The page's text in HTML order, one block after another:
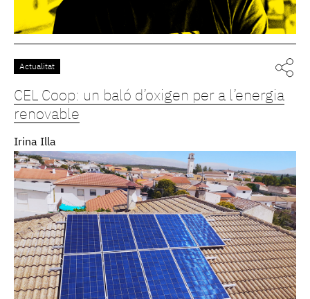
Actualitat
CEL Coop: un baló d’oxigen per a l’energia
renovable
Irina Illa